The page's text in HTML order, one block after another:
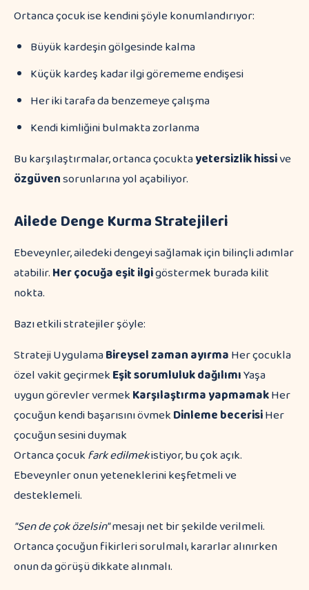
Ortanca çocuk ise kendini şöyle konumlandırıyor:
Büyük kardeşin gölgesinde kalma
Küçük kardeş kadar ilgi görememe endişesi
Her iki tarafa da benzemeye çalışma
Kendi kimliğini bulmakta zorlanma
Bu karşılaştırmalar, ortanca çocuktayetersizlik hissive
özgüvensorunlarına yol açabiliyor.
Ailede Denge Kurma Stratejileri
Ebeveynler, ailedeki dengeyi sağlamak için bilinçli adımlar
atabilir.Her çocuğa eşit ilgigöstermek burada kilit
nokta.
Bazı etkili stratejiler şöyle:
Strateji UygulamaBireysel zaman ayırmaHer çocukla
özel vakit geçirmekEşit sorumluluk dağılımıYaşa
uygun görevler vermekKarşılaştırma yapmamakHer
çocuğun kendi başarısını övmekDinleme becerisiHer
çocuğun sesini duymak
Ortanca çocukfark edilmekistiyor, bu çok açık.
Ebeveynler onun yeteneklerini keşfetmeli ve
desteklemeli.
"Sen de çok özelsin"mesajı net bir şekilde verilmeli.
Ortanca çocuğun fikirleri sorulmalı, kararlar alınırken
onun da görüşü dikkate alınmalı.